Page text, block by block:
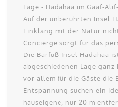
Lage - Hadahaa im Gaaf-
Auf der unberührten Insel
Einklang mit der Natur
Concierge sorgt für das
Die Barfuß-Insel Hadahaa
abgeschiedenen Lage
vor allem für die Gäste die
Entspannung suchen ein
hauseigene, nur 20 m